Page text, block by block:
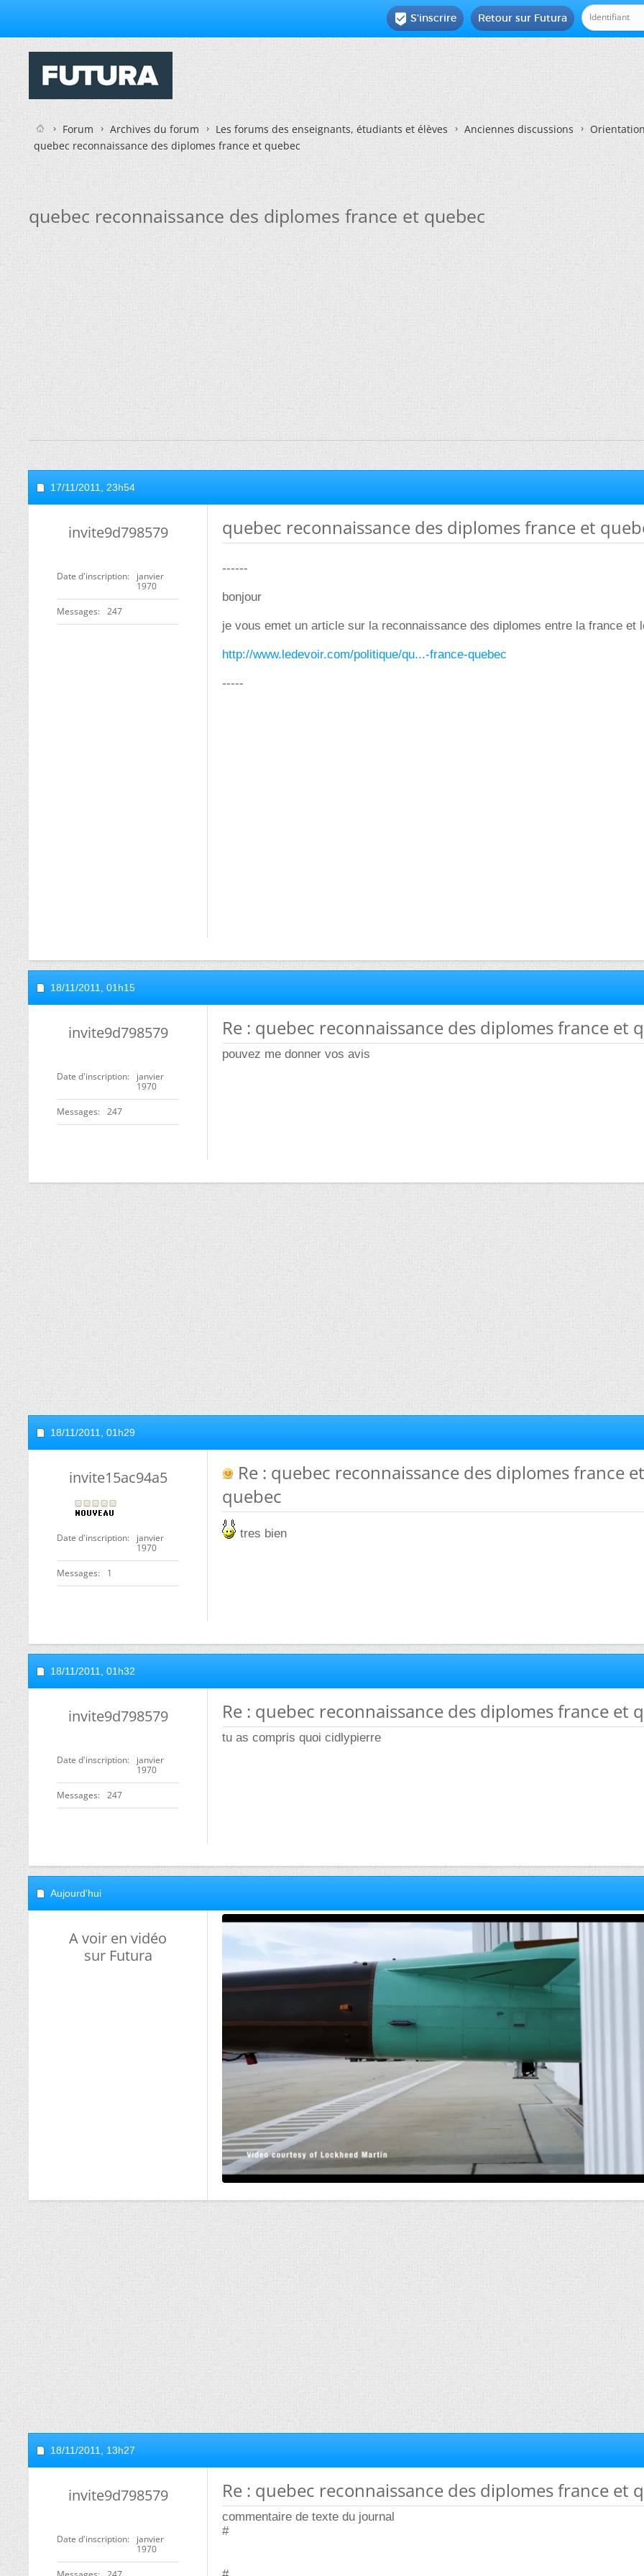
Retour sur Futura
 S'inscrire
Forum Archives du forum Les forums des enseignants, étudiants et élèves Anciennes discussions
quebec reconnaissance des diplomes france et quebec
quebec reconnaissance des diplomes france et quebec
17/11/2011, 23h54
invite9d798579
Date d'inscription
janvier
1970
Messages 247
quebec reconnaissance des diplomes france et
------
bonjour
je vous emet un article sur la reconnaissance des diplomes entre la france et
http://www.ledevoir.com/politique/qu...-france-quebec
-----
18/11/2011, 01h15
invite9d798579
Date d'inscription
janvier
1970
Messages 247
Re : quebec reconnaissance des diplomes france et
pouvez me donner vos avis
18/11/2011, 01h29
invite15ac94a5
Date d'inscription
janvier
1970
Messages 1
Re : quebec reconnaissance des diplomes france et
quebec
tres bien
18/11/2011, 01h32
invite9d798579
Date d'inscription
janvier
1970
Messages 247
Re : quebec reconnaissance des diplomes france et
tu as compris quoi cidlypierre
Aujourd'hui
A voir en vidéo
sur Futura
18/11/2011, 13h27
invite9d798579
Date d'inscription
janvier
1970
Re : quebec reconnaissance des diplomes france et
commentaire de texte du journal
#